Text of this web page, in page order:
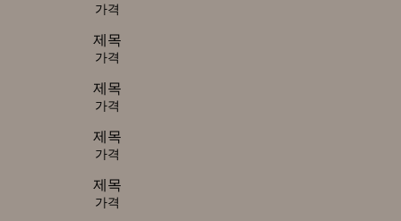
가격
제목
가격
제목
가격
제목
가격
제목
가격